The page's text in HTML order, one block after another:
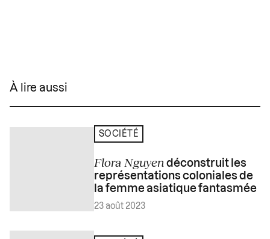
À lire aussi
SOCIÉTÉ
Flora Nguyen déconstruit les
représentations coloniales de
la femme asiatique fantasmée
23 août 2023